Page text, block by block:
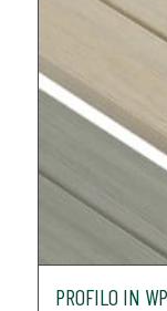
PROFILO IN